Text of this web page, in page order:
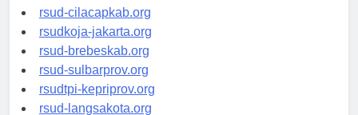
rsud-sintang.org
rsud-cilacapkab.org
rsudkoja-jakarta.org
rsud-brebeskab.org
rsud-sulbarprov.org
rsudtpi-kepriprov.org